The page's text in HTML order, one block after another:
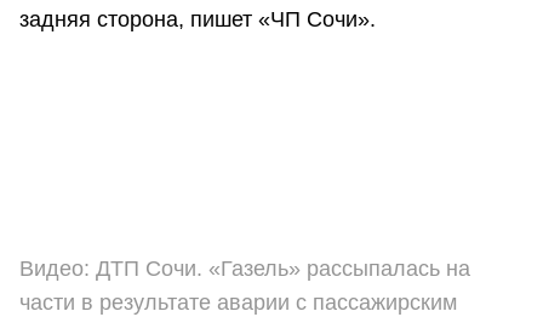
задняя сторона, пишет «ЧП Сочи».
Видео: ДТП Сочи. «Газель» рассыпалась на
части в результате аварии с пассажирским